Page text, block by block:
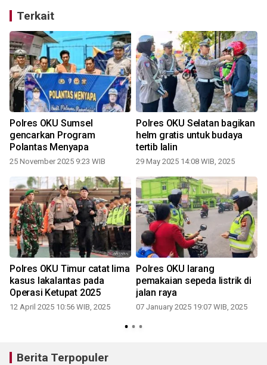
Terkait
Polres OKU Sumsel
gencarkan Program
Polantas Menyapa
25 November 2025 9:23 WIB
Polres OKU Selatan bagikan
helm gratis untuk budaya
tertib lalin
29 May 2025 14:08 WIB, 2025
Polres OKU Timur catat lima
kasus lakalantas pada
Operasi Ketupat 2025
12 April 2025 10:56 WIB, 2025
Polres OKU larang
pemakaian sepeda listrik di
jalan raya
07 January 2025 19:07 WIB, 2025
Berita Terpopuler